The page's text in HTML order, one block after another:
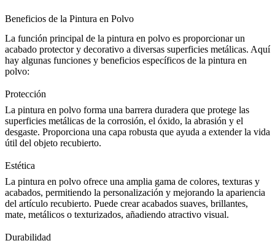
Beneficios de la Pintura en Polvo
La función principal de la pintura en polvo es proporcionar un
acabado protector y decorativo a diversas superficies metálicas. Aquí
hay algunas funciones y beneficios específicos de la pintura en
polvo:
Protección
La pintura en polvo forma una barrera duradera que protege las
superficies metálicas de la corrosión, el óxido, la abrasión y el
desgaste. Proporciona una capa robusta que ayuda a extender la vida
útil del objeto recubierto.
Estética
La pintura en polvo ofrece una amplia gama de colores, texturas y
acabados, permitiendo la personalización y mejorando la apariencia
del artículo recubierto. Puede crear acabados suaves, brillantes,
mate, metálicos o texturizados, añadiendo atractivo visual.
Durabilidad